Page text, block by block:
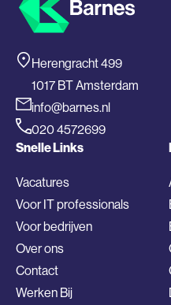
Herengracht 499
1017 BT Amsterdam
info@barnes.nl
020 4572699
Snelle Links
Vacatures
Voor IT professionals
Voor bedrijven
Over ons
Contact
Werken Bij